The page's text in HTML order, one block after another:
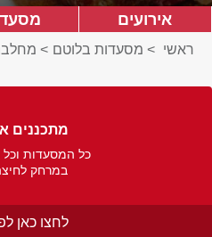
אירועים
ראשי > מסעדות בלוטם >
מתכננים
כל המסעדות וכל
במרחק
לחצו כאן